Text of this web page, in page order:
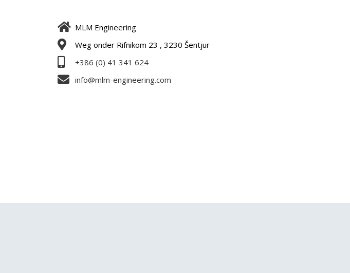
MLM Engineering
Weg onder Rifnikom 23 , 3230 Šentjur
+386 (0) 41 341 624
info@mlm-engineering.com